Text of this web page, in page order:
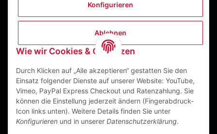
Konfigurieren
Ablehnen
Wie wir Cookies & Co nutzen
Durch Klicken auf „Alle akzeptieren“ gestatten Sie den
Einsatz folgender Dienste auf unserer Website: YouTube,
Vimeo, PayPal Express Checkout und Ratenzahlung. Sie
können die Einstellung jederzeit ändern (Fingerabdruck-
Icon links unten). Weitere Details finden Sie unter
Konfigurieren und in unserer Datenschutzerklärung.
ZEGO Textilveredelungszentrum GmbH
63741 Aschaffenburg Deutschland
Mail:info@zego-tvz.de
Tel.:06021 59092-0